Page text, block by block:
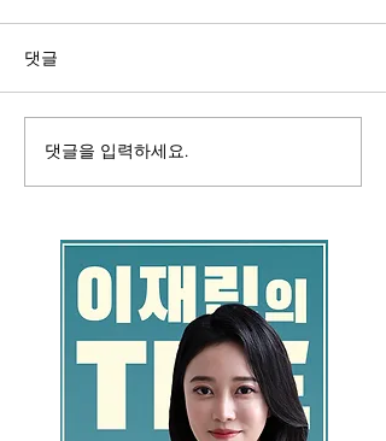
댓글
댓글을 입력하세요.